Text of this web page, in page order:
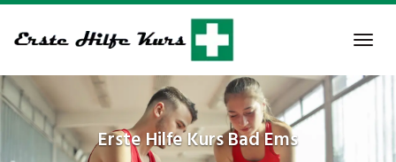
to
content
Erste Hilfe KursBad Ems